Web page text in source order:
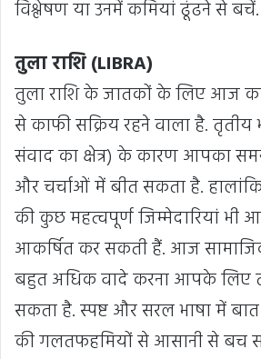
विश्लेषण या उनमें कमियां ढूंढने से बचें.
तुला राशि (LIBRA)
तुला राशि के जातकों के लिए आज
से काफी सक्रिय रहने वाला है. तृतीय
संवाद का क्षेत्र) के कारण आपका
और चर्चाओं में बीत सकता है.
की कुछ महत्वपूर्ण जिम्मेदारियां
आकर्षित कर सकती हैं. आज
बहुत अधिक वादे करना आपके लिए
सकता है. स्पष्ट और सरल भाषा में
की गलतफहमियों से आसानी से बच